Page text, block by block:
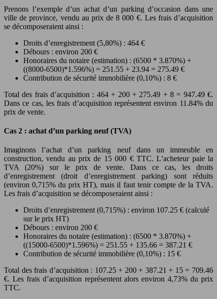
Prenons l’exemple d’un achat d’un parking d’occasion dans une
ville de province, vendu au prix de 8 000 €. Les frais d’acquisition
se décomposeraient ainsi :
Droits d’enregistrement (5,80%) : 464 €
Débours : environ 200 €
Honoraires du notaire (estimation) : (6500 * 3.870%) +
((8000-6500)*1.596%) = 251.55 + 23.94 = 275.49 €
Contribution de sécurité immobilière (0,10%) : 8 €
Total des frais d’acquisition : 464 + 200 + 275.49 + 8 = 947.49 €.
Dans ce cas, les frais d’acquisition représentent environ 11.84% du
prix de vente.
Cas 2 : achat d’un parking neuf (TVA)
Imaginons l’achat d’un parking neuf dans un immeuble en
construction, vendu au prix de 15 000 € TTC. L’acheteur paie la
TVA (20%) sur le prix de vente. Dans ce cas, les droits
d’enregistrement (droit d’enregistrement parking) sont réduits
(environ 0,715% du prix HT), mais il faut tenir compte de la TVA.
Les frais d’acquisition se décomposeraient ainsi :
Droits d’enregistrement (0,715%) : environ 107.25 € (calculé
sur le prix HT)
Débours : environ 200 €
Honoraires du notaire (estimation) : (6500 * 3.870%) +
((15000-6500)*1.596%) = 251.55 + 135.66 = 387.21 €
Contribution de sécurité immobilière (0,10%) : 15 €
Total des frais d’acquisition : 107.25 + 200 + 387.21 + 15 = 709.46
€. Les frais d’acquisition représentent alors environ 4,73% du prix
TTC.